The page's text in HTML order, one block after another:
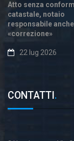
Atto senza
catastale, notaio
responsabile
«correzione»
22 lug 2026
CONTATTI .